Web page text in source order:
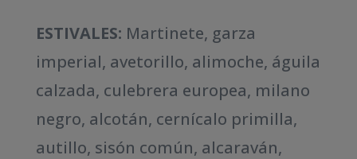
ESTIVALES: Martinete, garza
imperial, avetorillo, alimoche, águila
calzada, culebrera europea, milano
negro, alcotán, cernícalo primilla,
autillo, sisón común, alcaraván,